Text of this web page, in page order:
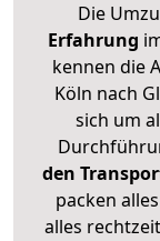
Die
Erfahrung
kennen die
Köln nach
sich um
den
packen
alles